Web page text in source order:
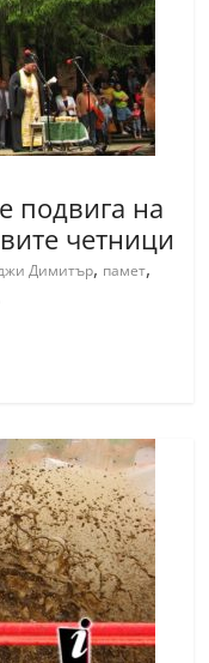
подвига на
четници
Димитър, памет,